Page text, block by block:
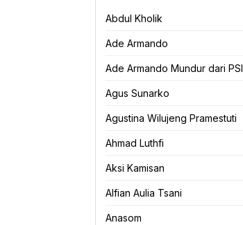
Abdul Kholik
Ade Armando
Ade Armando Mundur dari PSI
Agus Sunarko
Agustina Wilujeng Pramestuti
Ahmad Luthfi
Aksi Kamisan
Alfian Aulia Tsani
Anasom